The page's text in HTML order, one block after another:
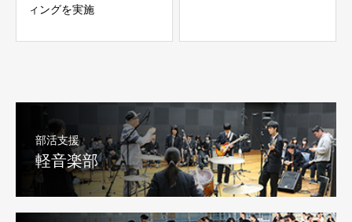
ィングを実施
部活支援
軽音楽部